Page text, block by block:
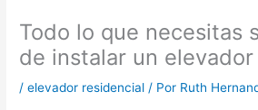
Todo lo que necesitas
de instalar un
/elevador residencial / Por Ruth